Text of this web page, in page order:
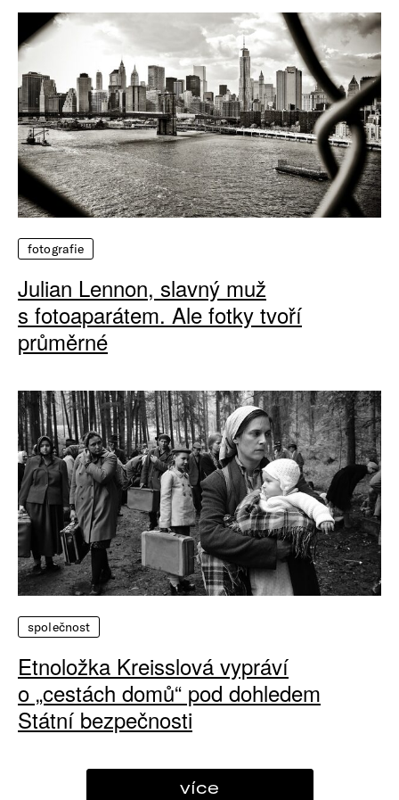
fotografie
Julian Lennon, slavný muž
s fotoaparátem. Ale fotky tvoří
průměrné
společnost
Etnoložka Kreisslová vypráví
o „cestách domů“ pod dohledem
Státní bezpečnosti
více